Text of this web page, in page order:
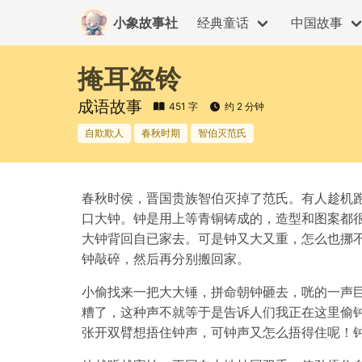
小象故事社 经典童话 中国故事
掩耳盗铃
成语故事 451 字 约 2 分钟
自欺欺人 春秋时期 智伯灭范氏
春秋时侯，晋国贵族智伯灭掉了范氏。有人趁机
口大钟。钟是用上等青铜铸成的，造型和图案
大钟背回自已家去。可是钟又大又重，怎么也
钟敲碎，然后再分别搬回家。
小偷找来一把大大锤，拼命朝钟砸去，咣的一声
糟了，这种声不就等于是告诉人们我正在这里偷
张开双臂想捂住钟声，可钟声又怎么捂得住呢！